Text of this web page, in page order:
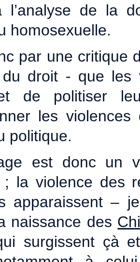
de la
homosexuelle.
par une
du droit - que les
de politiser
les
politique.
est donc un
; la violence des
apparaissent –
naissance des
surgissent çà